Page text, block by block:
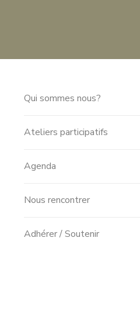
Qui sommes nous?
Ateliers participatifs
Agenda
Nous rencontrer
Adhérer / Soutenir